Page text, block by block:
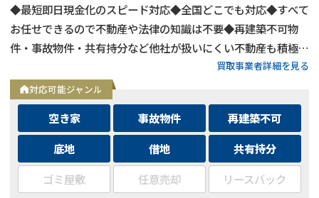
◆最短即日現金化のスピード対応◆全国どこでも対応◆すべて
お任せできるので不動産や法律の知識は不要◆再建築不可物
件・事故物件・共有持分など他社が扱いにくい不動産も積極買
取◆残置物・ゴミ屋敷・シロアリ被害がある物件もそのままで
買取
買取事業者詳細を見る
対応可能ジャンル
空き家 事故物件
再建築不可
底地
借地
共有持分
ゴミ屋敷
任意売却 リースバック